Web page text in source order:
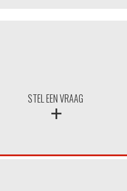
STEL EEN VRAAG
+